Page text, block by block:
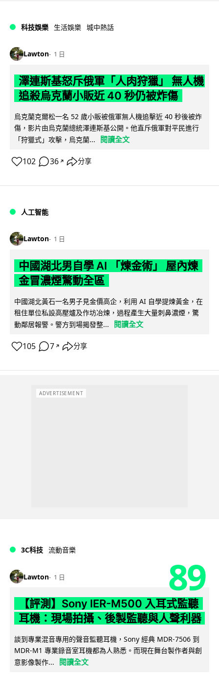
科技娛樂 生活娛樂 城中熱話
Lawton 1 日
澤連斯基怒斥俄軍「人肉狩獵」 無人機
追殺烏克蘭小販近 40 秒仍被炸傷
烏克蘭克爾松一名 52 歲小販被俄軍無人機追擊近 40 秒後被炸
傷，影片由烏克蘭總統澤連斯基公開。他直斥俄軍對平民進行
「狩獵式」攻擊，烏克蘭...
閱讀全文
102 36 ↗ 分享
人工智能
Lawton 1 日
中國湖北男自學 AI 「煉金術」 屋內煉
金冒濃煙驚動全區
中國湖北黃石一名男子見金價高企，利用 AI 自學提煉黃金，在
租住單位私設高壓爐及作坊冶煉，過程產生大量刺鼻濃煙，驚
動鄰居報警。警方到場揭發整...
閱讀全文
105 7 ↗ 分享
ADVERTISEMENT
3C科技 流動音樂
Lawton 1 日 89
【評測】Sony IER-M500 入耳式監聽
耳機：現場拍攝、後製監聽與人聲利器
談到專業混音專用的聲音監聽耳機，Sony 經典 MDR-7506 到
MDR-M1 專業錄音室耳機都為人熟悉。而現在舞台製作者與創
意影像製作...
閱讀全文